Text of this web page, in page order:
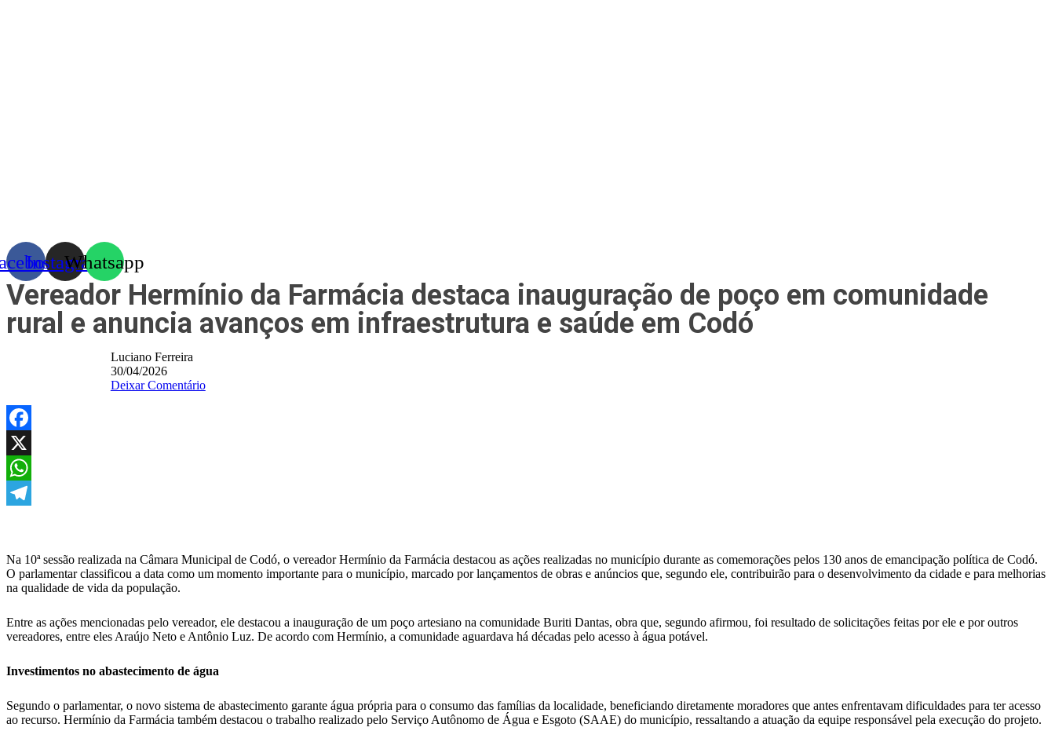
InstagramWhatsapp
Vereador Hermínio da Farmácia destaca inauguração de poço em comunidade
rural e anuncia avanços em infraestrutura e saúde em Codó
Luciano Ferreira
30/04/2026
Deixar Comentário
Facebook
X
WhatsApp
Na 10ª sessão realizada na Câmara Municipal de Codó, o vereador Hermínio da Farmácia destacou as ações realizadas no município durante as comemorações pelos 130 anos de emancipação política de Codó.
O parlamentar classificou a data como um momento importante para o município, marcado por lançamentos de obras e anúncios que, segundo ele, contribuirão para o desenvolvimento da cidade e para melhorias
na qualidade de vida da população.
Entre as ações mencionadas pelo vereador, ele destacou a inauguração de um poço artesiano na comunidade Buriti Dantas, obra que, segundo afirmou, foi resultado de solicitações feitas por ele e por outros
vereadores, entre eles Araújo Neto e Antônio Luz. De acordo com Hermínio, a comunidade aguardava há décadas pelo acesso à água potável.
Investimentos no abastecimento de água
Segundo o parlamentar, o novo sistema de abastecimento garante água própria para o consumo das famílias da localidade, beneficiando diretamente moradores que antes enfrentavam dificuldades para ter acesso
ao recurso. Hermínio da Farmácia também destacou o trabalho realizado pelo Serviço Autônomo de Água e Esgoto (SAAE) do município, ressaltando a atuação da equipe responsável pela execução do projeto.